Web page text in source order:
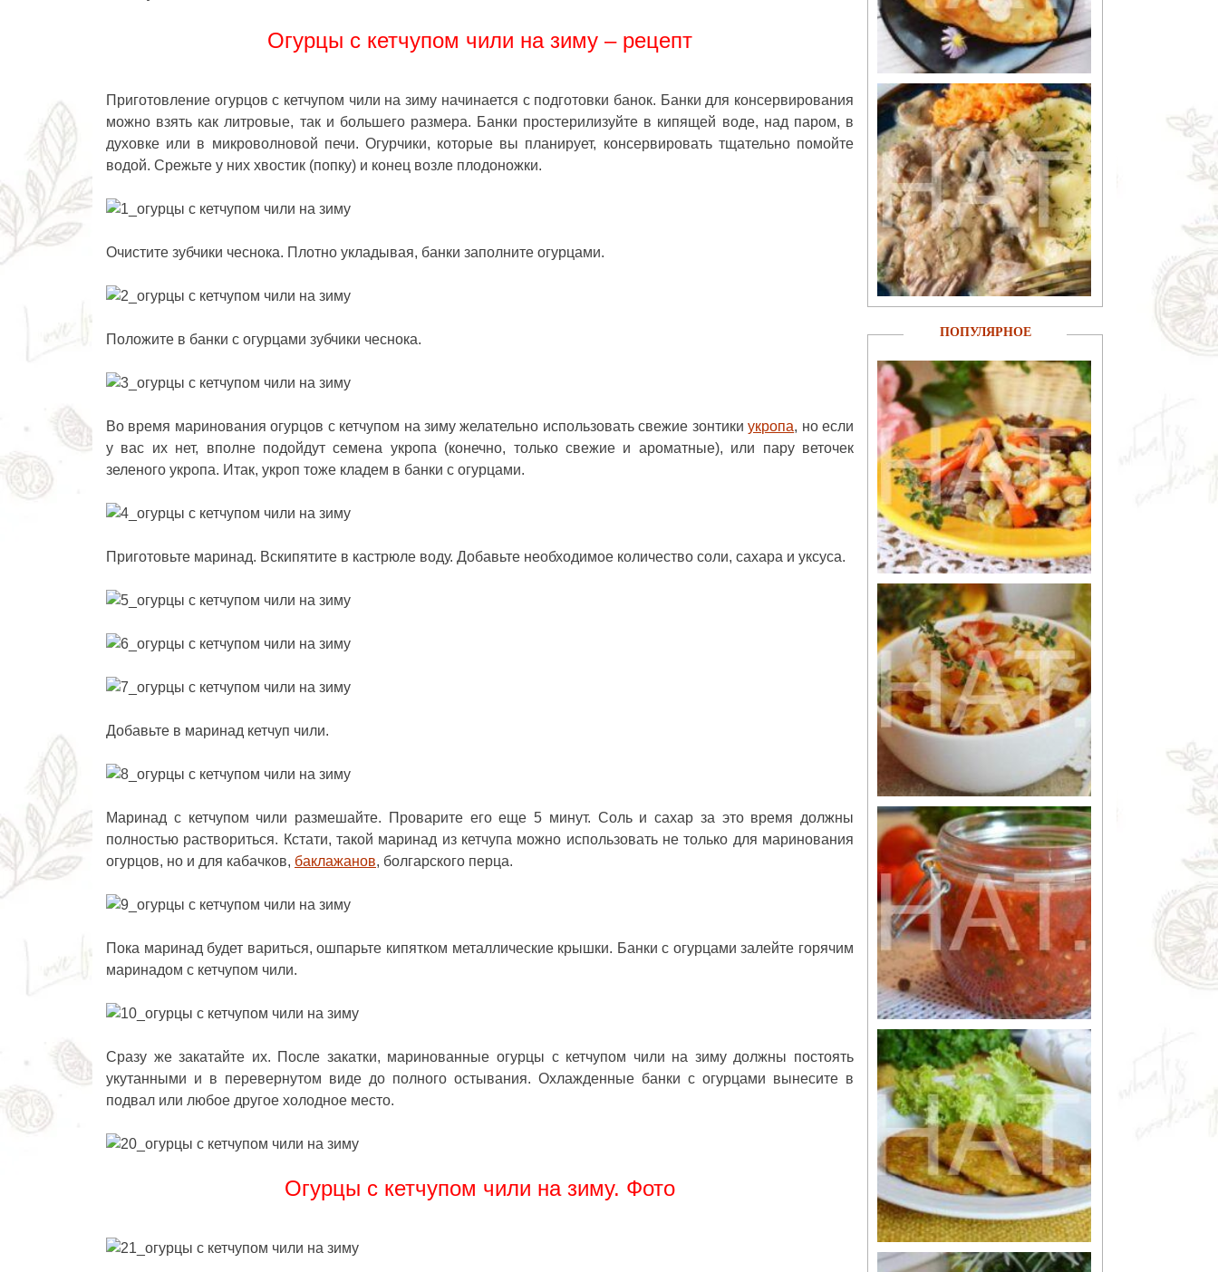
Огурцы с кетчупом чили на зиму – рецепт
Приготовление огурцов с кетчупом чили на зиму начинается с подготовки банок. Банки для консервирования
можно взять как литровые, так и большего размера. Банки простерилизуйте в кипящей воде, над паром, в
духовке или в микроволновой печи. Огурчики, которые вы планирует, консервировать тщательно помойте
водой. Срежьте у них хвостик (попку) и конец возле плодоножки.
Очистите зубчики чеснока. Плотно укладывая, банки заполните огурцами.
Положите в банки с огурцами зубчики чеснока.
Во время маринования огурцов с кетчупом на зиму желательно использовать свежие зонтикиукропа, но если
у вас их нет, вполне подойдут семена укропа (конечно, только свежие и ароматные), или пару веточек
зеленого укропа. Итак, укроп тоже кладем в банки с огурцами.
Приготовьте маринад. Вскипятите в кастрюле воду. Добавьте необходимое количество соли, сахара и уксуса.
Добавьте в маринад кетчуп чили.
Маринад с кетчупом чили размешайте. Проварите его еще 5 минут. Соль и сахар за это время должны
полностью раствориться. Кстати, такой маринад из кетчупа можно использовать не только для маринования
огурцов, но и для кабачков, баклажанов, болгарского перца.
Пока маринад будет вариться, ошпарьте кипятком металлические крышки. Банки с огурцами залейте горячим
маринадом с кетчупом чили.
Сразу же закатайте их. После закатки, маринованные огурцы с кетчупом чили на зиму должны постоять
укутанными и в перевернутом виде до полного остывания. Охлажденные банки с огурцами вынесите в
подвал или любое другое холодное место.
Огурцы с кетчупом чили на зиму. Фото
ПОПУЛЯРНОЕ